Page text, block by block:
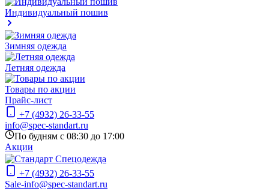
Индивидуальный пошив
Зимняя одежда
Летняя одежда
Товары по акции
Прайс-лист
+7 (4932) 26-33-55
info@spec-standart.ru
По будням с 08:30 до 17:00
Акции
+7 (4932) 26-33-55
Sale-info@spec-standart.ru